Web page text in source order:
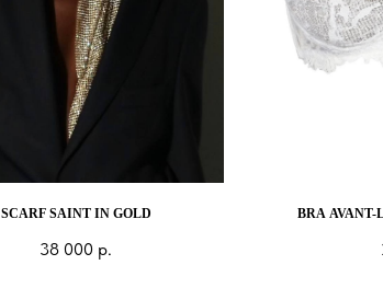
SCARF SAINT IN GOLD
38 000 р.
BRA